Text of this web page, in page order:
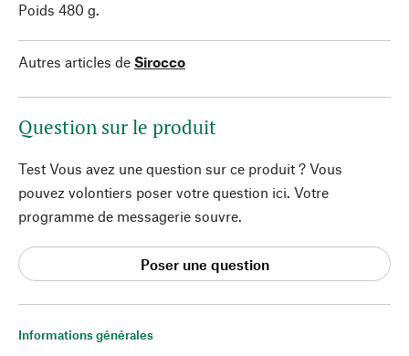
Informations générales
Poids 480 g.
Autres articles de Sirocco
Question sur le produit
Test Vous avez une question sur ce produit ? Vous
pouvez volontiers poser votre question ici. Votre
programme de messagerie souvre.
Poser une question